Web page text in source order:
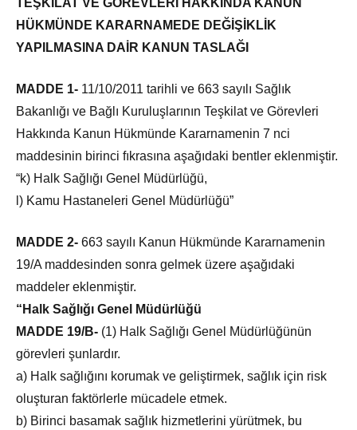
HÜKMÜNDE KARARNAMEDE DEĞİŞİKLİK
YAPILMASINA DAİR KANUN TASLAĞI
MADDE 1- 11/10/2011 tarihli ve 663 sayılı Sağlık
Bakanlığı ve Bağlı Kuruluşlarının Teşkilat ve Görevleri
Hakkında Kanun Hükmünde Kararnamenin 7 nci
maddesinin birinci fıkrasına aşağıdaki bentler eklenmiştir.
“k) Halk Sağlığı Genel Müdürlüğü,
l) Kamu Hastaneleri Genel Müdürlüğü”
MADDE 2- 663 sayılı Kanun Hükmünde Kararnamenin
19/A maddesinden sonra gelmek üzere aşağıdaki
maddeler eklenmiştir.
“Halk Sağlığı Genel Müdürlüğü
MADDE 19/B- (1) Halk Sağlığı Genel Müdürlüğünün
görevleri şunlardır.
a) Halk sağlığını korumak ve geliştirmek, sağlık için risk
oluşturan faktörlerle mücadele etmek.
b) Birinci basamak sağlık hizmetlerini yürütmek, bu